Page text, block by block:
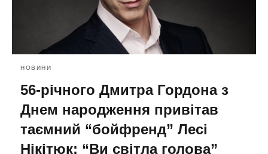
НОВИНИ
56-річного Дмитра Гордона з
Днем народження привітав
таємний “бойфренд” Лесі
Нікітюк: “Ви світла голова”